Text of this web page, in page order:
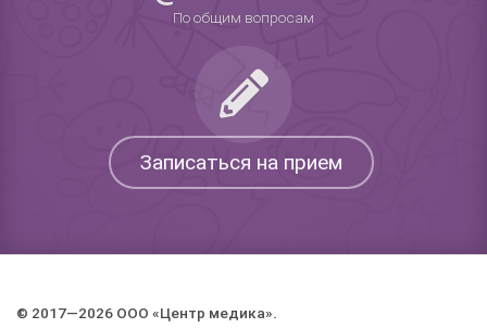
По общим вопросам
Записаться на прием
© 2017—2026 ООО «Центр медика».